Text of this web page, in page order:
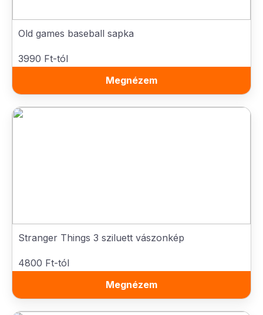
Old games baseball sapka
3990 Ft-tól
Megnézem
Stranger Things 3 sziluett vászonkép
4800 Ft-tól
Megnézem